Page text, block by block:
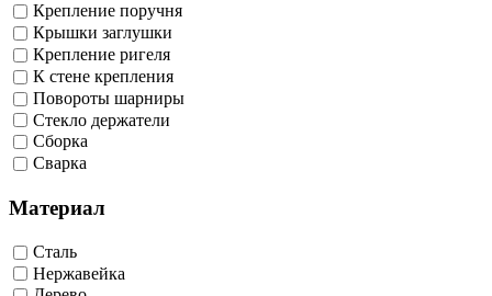
Крепление поручня
Крышки заглушки
Крепление ригеля
К стене крепления
Повороты шарниры
Стекло держатели
Сборка
Сварка
Материал
Сталь
Нержавейка